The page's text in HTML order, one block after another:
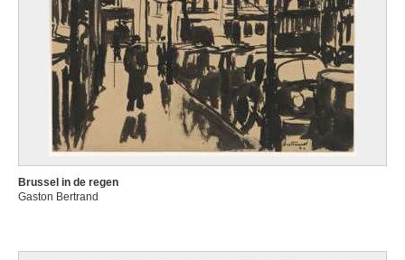
Brussel in de regen
Gaston Bertrand